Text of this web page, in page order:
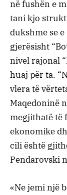
në fushën e
tani kjo
dukshme se
gjerësisht
nivel rajonal
huaj për ta.
vlera të
Maqedoninë
megjithatë të
ekonomike
cili është
Pendarovski
«Ne jemi një